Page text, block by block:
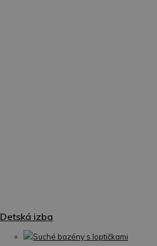
Detská izba
Suché bazény s loptičkami